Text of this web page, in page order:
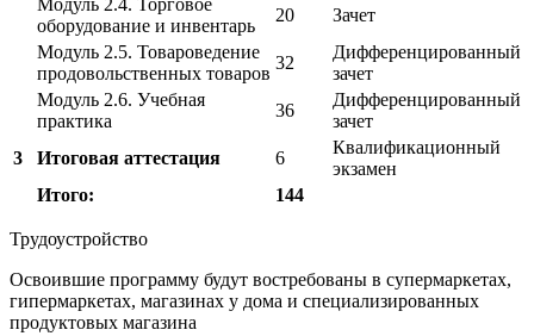
оборудование и инвентарь
20
Зачет
Модуль 2.5. Товароведение
продовольственных товаров
32
Дифференцированный
зачет
Модуль 2.6. Учебная
практика
36
Дифференцированный
зачет
3
Итоговая аттестация 6
Квалификационный
экзамен
Итого:
144
Трудоустройство
Освоившие программу будут востребованы в супермаркетах,
гипермаркетах, магазинах у дома и специализированных
продуктовых магазина